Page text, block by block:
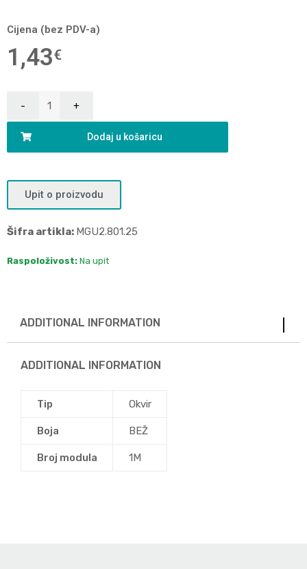
Cijena (bez PDV-a)
1,43€
Dodaj u košaricu
Upit o proizvodu
Šifra artikla: MGU2.801.25
Raspoloživost: Na upit
ADDITIONAL INFORMATION
ADDITIONAL INFORMATION
Tip Okvir
Boja BEŽ
Broj modula 1M